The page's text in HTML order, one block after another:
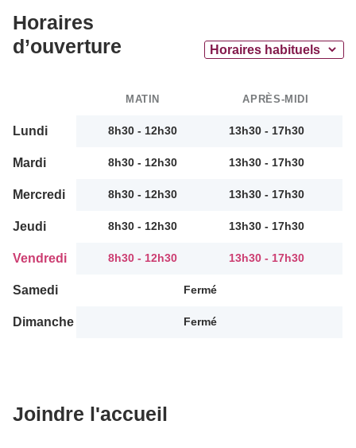
Horaires
d’ouverture
MATIN APRÈS-MIDI
Lundi 8h30 - 12h30 13h30 - 17h30
Mardi 8h30 - 12h30 13h30 - 17h30
Mercredi 8h30 - 12h30 13h30 - 17h30
Jeudi 8h30 - 12h30 13h30 - 17h30
Vendredi 8h30 - 12h30 13h30 - 17h30
Samedi Fermé
Dimanche Fermé
Joindre l'accueil